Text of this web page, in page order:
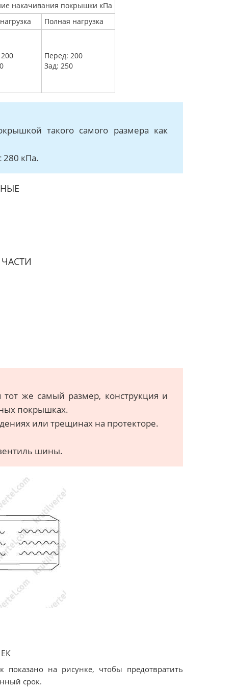
накачивания покрышки кПа
Полная нагрузка
Перед: 200
Зад: 250
такого самого размера как
280 кПа.
же самый размер, конструкция и
покрышках.
или трещинах на протекторе.
шины.
на рисунке, чтобы предотвратить
срок.